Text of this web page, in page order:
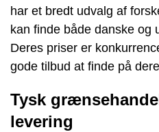
har et bredt udvalg af
kan finde både danske og
Deres priser er
gode tilbud at finde på
Tysk
levering